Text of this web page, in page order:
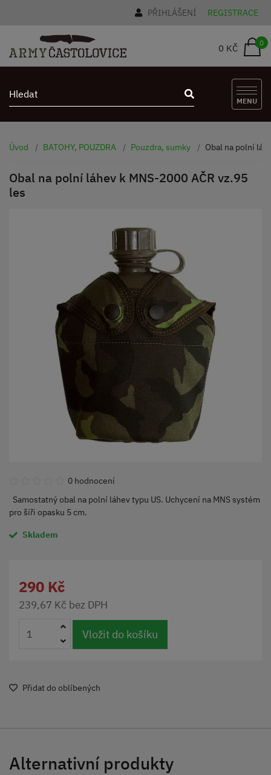
PŘIHLÁŠENÍ REGISTRACE
0 KČ 0
MENU
Úvod BATOHY, POUZDRA Pouzdra, sumky Obal na polní
Obal na polní láhev k MNS-2000 AČR vz.95
les
0 hodnocení
Samostatný obal na polní láhev typu US. Uchycení na MNS systém
pro šíři opasku 5 cm.
Skladem
290 Kč
239,67 Kč bez DPH
Vložit do košíku
Přidat do oblíbených
Alternativní produkty